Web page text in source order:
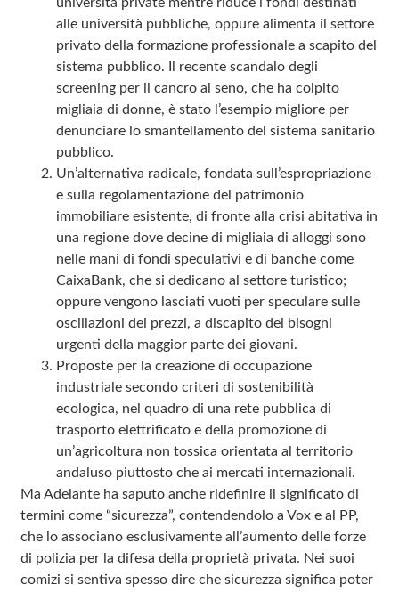
alle università pubbliche, oppure alimenta il settore
privato della formazione professionale a scapito del
sistema pubblico. Il recente scandalo degli
screening per il cancro al seno, che ha colpito
migliaia di donne, è stato l’esempio migliore per
denunciare lo smantellamento del sistema sanitario
pubblico.
Un’alternativa radicale, fondata sull’espropriazione
e sulla regolamentazione del patrimonio
immobiliare esistente, di fronte alla crisi abitativa in
una regione dove decine di migliaia di alloggi sono
nelle mani di fondi speculativi e di banche come
CaixaBank, che si dedicano al settore turistico;
oppure vengono lasciati vuoti per speculare sulle
oscillazioni dei prezzi, a discapito dei bisogni
urgenti della maggior parte dei giovani.
Proposte per la creazione di occupazione
industriale secondo criteri di sostenibilità
ecologica, nel quadro di una rete pubblica di
trasporto elettrificato e della promozione di
un’agricoltura non tossica orientata al territorio
andaluso piuttosto che ai mercati internazionali.
Ma Adelante ha saputo anche ridefinire il significato di
termini come “sicurezza”, contendendolo a Vox e al PP,
che lo associano esclusivamente all’aumento delle forze
di polizia per la difesa della proprietà privata. Nei suoi
comizi si sentiva spesso dire che sicurezza significa poter